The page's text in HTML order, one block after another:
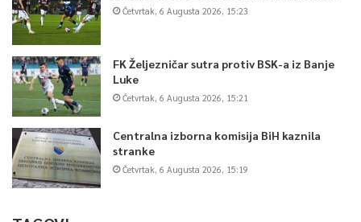
Četvrtak, 6 Augusta 2026, 15:23
FK Željezničar sutra protiv BSK-a iz Banje
Luke
Četvrtak, 6 Augusta 2026, 15:21
Centralna izborna komisija BiH kaznila
stranke
Četvrtak, 6 Augusta 2026, 15:19